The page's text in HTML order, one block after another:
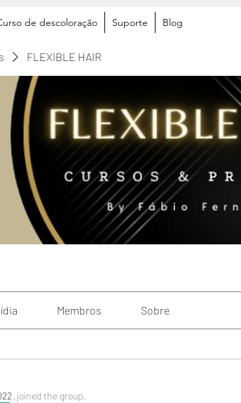
de descoloração Suporte Blog
FLEXIBLE HAIR
Membros Sobre
· joined the group.